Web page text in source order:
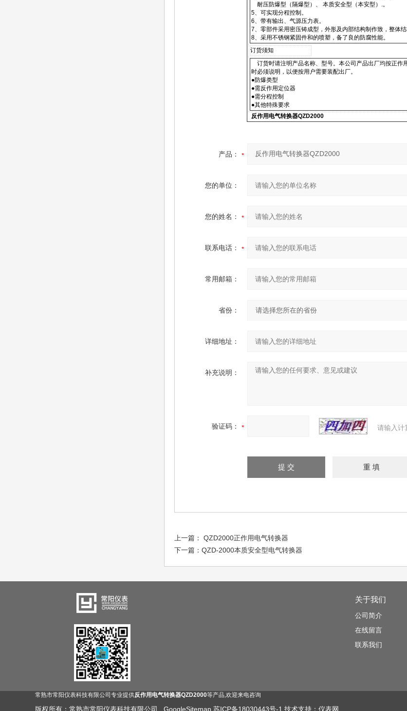
耐压防爆型（隔爆型）、 本质安全型（本安型）.。
5、可实现分程控制。
6、带有输出、气源压力表。
7、零部件采用密压铸成型，外形及内部结构制作致，整体结
8、采用不锈钢紧固件和的喷塑，备了良的防腐性能。
订货须知
订货时请注明产品名称、型号。本公司产品出厂均按正作
时必须说明，以便按用户需要装配出厂。
●防爆类型
●需反作用定位器
●需分程控制
●其他特殊要求
反作用电气转换器QZD2000
产品：
您的单位：
您的姓名：
联系电话：
常用邮箱：
省份：
详细地址：
补充说明：
验证码： 请输入计
上一篇： QZD2000正作用电气转换器
下一篇： QZD-2000本质安全型电气转换器
关于我们
公司简介
在线留言
联系我们
常熟市常阳仪表科技有限公司专业提供反作用电气转换器QZD2000等产品,欢迎来电咨询
版权所有：常熟市常阳仪表科技有限公司 GoogleSitemap 苏ICP备18030443号-1 技术支持： 仪表网